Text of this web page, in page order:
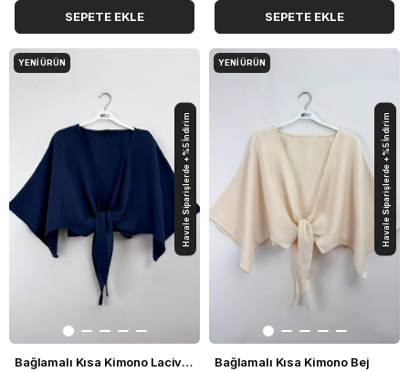
SEPETE EKLE SEPETE EKLE
Bağlamalı Kısa Kimono Lacivert
YENI ÜRÜN
Havale Siparişlerde +%5 İndirim
Bağlamalı Kısa Kimono Bej
YENI ÜRÜN
Havale Siparişlerde +%5 İndirim